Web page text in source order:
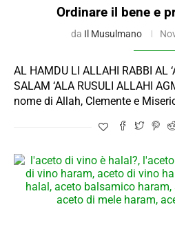
Ordinare il bene e
da Il Musulmano
AL HAMDU LI ALLAHI RABBI AL
SALAM ‘ALA RUSULI ALLAHI
nome di Allah, Clemente e